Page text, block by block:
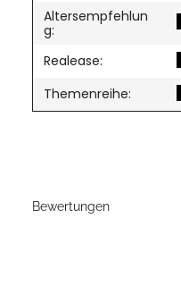
Altersempfehlun
g:
Realease:
Themenreihe:
Bewertungen